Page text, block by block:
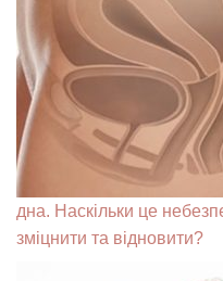
дна. Наскільки це
зміцнити та відновити?